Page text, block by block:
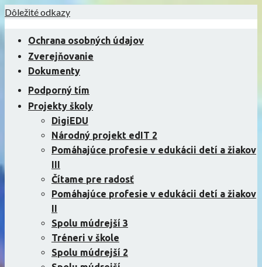
Skip
content
Dôležité odkazy
Ochrana osobných údajov
Zverejňovanie
Dokumenty
Podporný tím
Projekty školy
DigiEDU
Národný projekt edIT 2
Pomáhajúce profesie v edukácii detí a žiakov
III
Čítame pre radosť
Pomáhajúce profesie v edukácii detí a žiakov
II
Spolu múdrejší 3
Tréneri v škole
Spolu múdrejší 2